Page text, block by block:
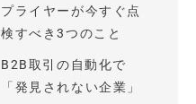
プライヤーが今すぐ点
検すべき3つのこと
B2B取引の自動化で
「発見されない企業」